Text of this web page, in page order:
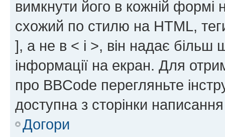
вимкнути його в кожній
схожий по стилю на HTML,
], а не в < і >, він надає більш
інформації на екран. Для
про BBCode перегляньте
доступна з сторінки
Догори